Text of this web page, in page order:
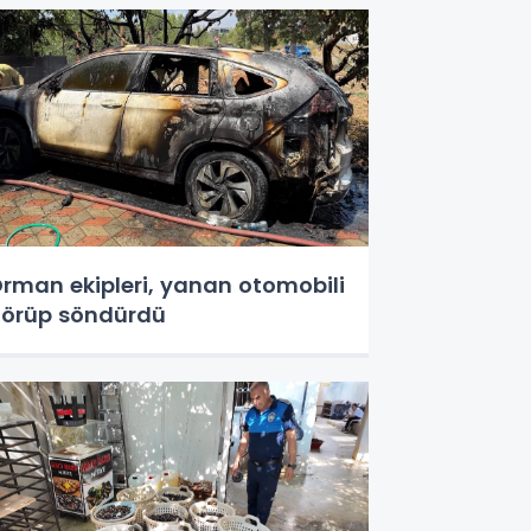
ekipleri, yanan otomobili
söndürdü